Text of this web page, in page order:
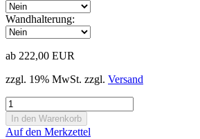
Wandhalterung:
ab 222,00 EUR
zzgl. 19% MwSt. zzgl. Versand
Auf den Merkzettel